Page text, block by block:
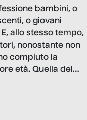
bambini, o
o giovani
allo stesso tempo,
nonostante non
compiuto la
età. Quella del